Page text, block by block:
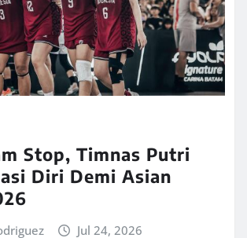
Stop, Timnas Putri
Diri Demi Asian
Jul 24, 2026